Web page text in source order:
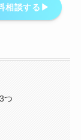
相談する▶︎
つ